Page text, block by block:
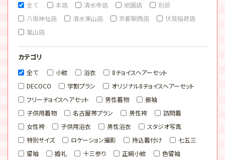
全て 本店 清水寺店 祇園店
別邸
八坂神社店
清水東山店 京都駅西店
伏見稲荷店
嵐山店
カテゴリ
全て 小紋 浴衣
8チョイスヘアーセット
DECOCO
学割プラン
オリジナル8チョイスヘアーセット
フリーチョイスヘアセット
男性着物
振袖
子供用着物
名古屋帯プラン 男性袴
訪問着
女性袴
子供用浴衣 男性浴衣
スタジオ写真
特別サイズ
ロケーション撮影 持込着付け
七五三
留袖
婚礼 十三参り 正絹小紋
色留袖